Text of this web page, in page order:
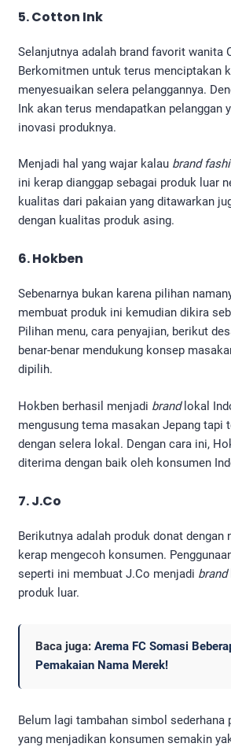
5. Cotton Ink
Selanjutnya adalah brand favorit wanita
Berkomitmen untuk terus menciptakan
menyesuaikan selera pelanggannya.
Ink akan terus mendapatkan pelanggan
inovasi produknya.
Menjadi hal yang wajar kalau brand
ini kerap dianggap sebagai produk luar
kualitas dari pakaian yang ditawarkan
dengan kualitas produk asing.
6. Hokben
Sebenarnya bukan karena pilihan
membuat produk ini kemudian dikira
Pilihan menu, cara penyajian, berikut
benar-benar mendukung konsep
dipilih.
Hokben berhasil menjadi brand lokal
mengusung tema masakan Jepang tapi
dengan selera lokal. Dengan cara ini,
diterima dengan baik oleh konsumen
7. J.Co
Berikutnya adalah produk donat dengan
kerap mengecoh konsumen.
seperti ini membuat J.Co menjadi brand
produk luar.
Baca juga: Arema FC Somasi
Pemakaian Nama Merek!
Belum lagi tambahan simbol sederhana
yang menjadikan konsumen semakin